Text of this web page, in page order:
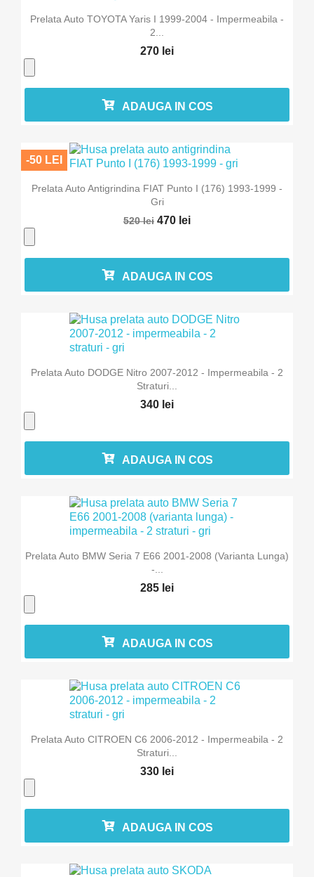
Prelata Auto TOYOTA Yaris I 1999-2004 - Impermeabila -
2...
270 lei
ADAUGA IN COS
Prelata Auto Antigrindina FIAT Punto I (176) 1993-1999 -
Gri
520 lei 470 lei
-50 LEI
ADAUGA IN COS
Prelata Auto DODGE Nitro 2007-2012 - Impermeabila - 2
Straturi...
340 lei
ADAUGA IN COS
Prelata Auto BMW Seria 7 E66 2001-2008 (varianta Lunga)
-...
285 lei
ADAUGA IN COS
Prelata Auto CITROEN C6 2006-2012 - Impermeabila - 2
Straturi...
330 lei
ADAUGA IN COS